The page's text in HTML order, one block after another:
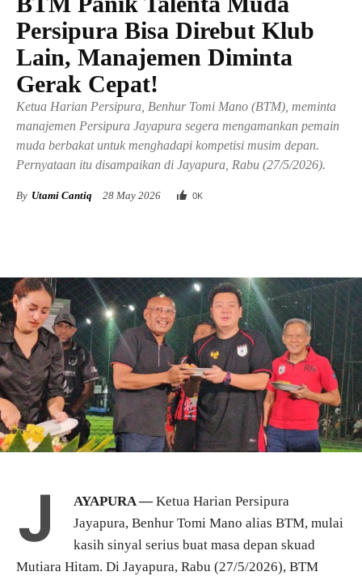
Persipura Bisa Direbut Klub
Lain, Manajemen Diminta
Gerak Cepat!
Ketua Harian Persipura, Benhur Tomi Mano (BTM), meminta
manajemen Persipura Jayapura segera mengamankan pemain
muda berbakat untuk menghadapi kompetisi musim depan.
Pernyataan itu disampaikan di Jayapura, Rabu (27/5/2026).
By Utami Cantiq 28 May 2026 0K
J AYAPURA —Ketua Harian Persipura
Jayapura, Benhur Tomi Mano alias BTM, mulai
kasih sinyal serius buat masa depan skuad
Mutiara Hitam. Di Jayapura, Rabu (27/5/2026), BTM